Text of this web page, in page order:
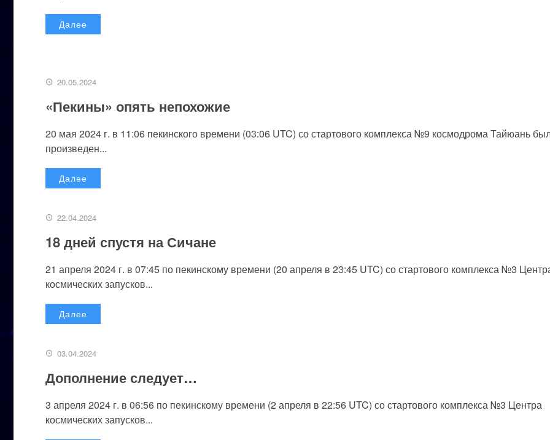
Далее
20.05.2024
«Пекины» опять непохожие
20 мая 2024 г. в 11:06 пекинского времени (03:06 UTC) со стартового комплекса №9 космодрома Тайюань
произведен...
Далее
22.04.2024
18 дней спустя на Сичане
21 апреля 2024 г. в 07:45 по пекинскому времени (20 апреля в 23:45 UTC) со стартового комплекса №3
космических запусков...
Далее
03.04.2024
Дополнение следует…
3 апреля 2024 г. в 06:56 по пекинскому времени (2 апреля в 22:56 UTC) со стартового комплекса №3 Центра
космических запусков...